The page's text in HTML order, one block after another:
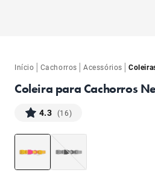
Início | Cachorros |Acessórios |
Coleira para Cachorros
4.3 (16)